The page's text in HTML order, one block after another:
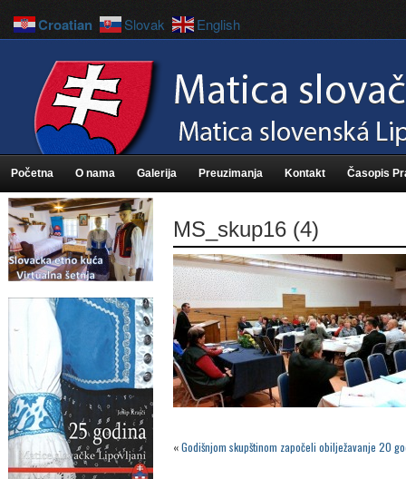
Početna O nama Galerija Preuzimanja Kontakt Časopis
MS_skup16 (4)
«Godišnjom skupštinom započeli obilježavanje 20
Croatian Slovak English